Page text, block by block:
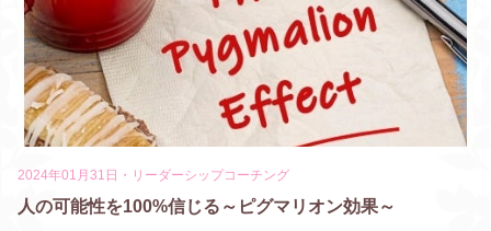
2024年01月31日 ・ リーダーシップコーチング
人の可能性を100%信じる～ピグマリオン効果～